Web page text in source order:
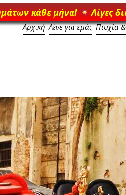
κάθε μήνα! Λίγες
Αρχική Λένε για εμάς Πτυχία